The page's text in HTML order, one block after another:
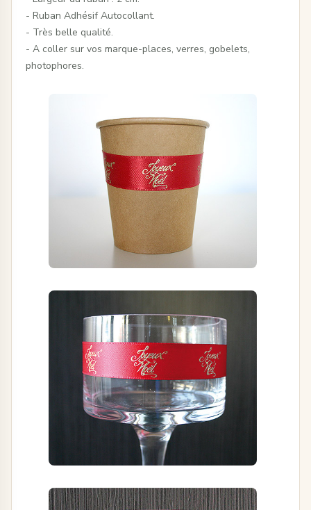
- Ruban Adhésif Autocollant.
- Très belle qualité.
- A coller sur vos marque-places, verres, gobelets,
photophores.